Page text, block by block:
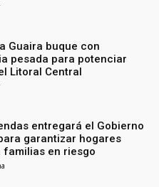
Guaira buque con
pesada para potenciar
Litoral Central
entregará el Gobierno
garantizar hogares
familias en riesgo